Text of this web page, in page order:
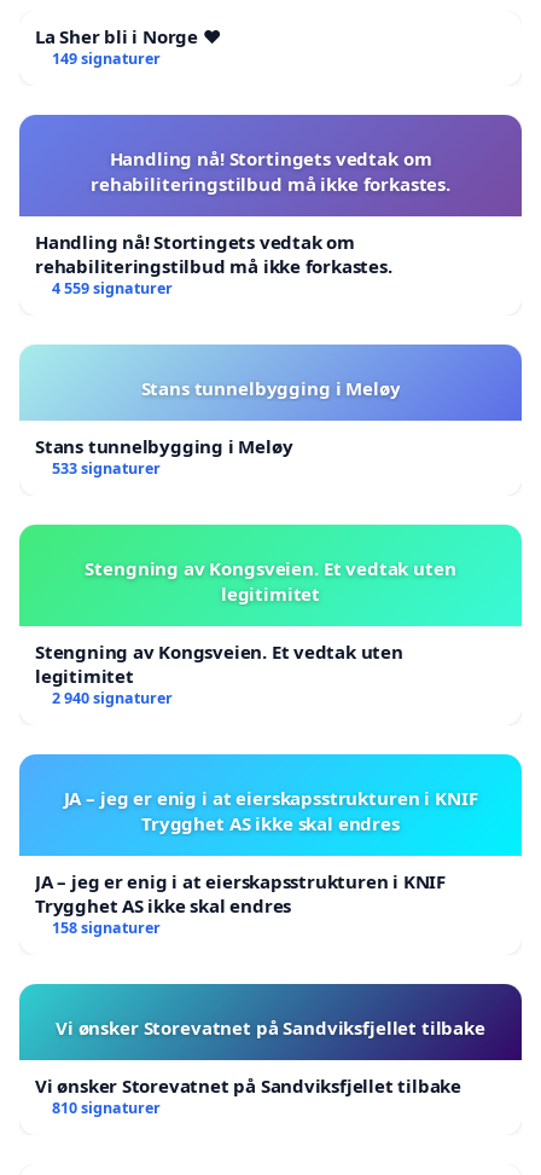
La Sher bli i Norge ❤️
149 signaturer
Handling nå! Stortingets vedtak om
rehabiliteringstilbud må ikke forkastes.
Handling nå! Stortingets vedtak om
rehabiliteringstilbud må ikke forkastes.
4 559 signaturer
Stans tunnelbygging i Meløy
Stans tunnelbygging i Meløy
533 signaturer
Stengning av Kongsveien. Et vedtak uten
legitimitet
Stengning av Kongsveien. Et vedtak uten
legitimitet
2 940 signaturer
JA – jeg er enig i at eierskapsstrukturen i KNIF
Trygghet AS ikke skal endres
JA – jeg er enig i at eierskapsstrukturen i KNIF
Trygghet AS ikke skal endres
158 signaturer
Vi ønsker Storevatnet på Sandviksfjellet tilbake
Vi ønsker Storevatnet på Sandviksfjellet tilbake
810 signaturer